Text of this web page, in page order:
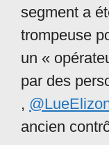
segment a
trompeuse
un «
par des
,
ancien